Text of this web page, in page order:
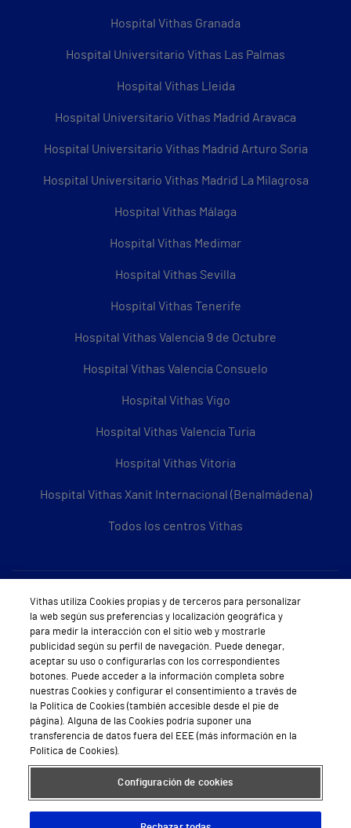
Hospital Vithas Granada
Hospital Universitario Vithas Las Palmas
Hospital Vithas Lleida
Hospital Universitario Vithas Madrid Aravaca
Hospital Universitario Vithas Madrid Arturo Soria
Hospital Universitario Vithas Madrid La Milagrosa
Hospital Vithas Málaga
Hospital Vithas Medimar
Hospital Vithas Sevilla
Hospital Vithas Tenerife
Hospital Vithas Valencia 9 de Octubre
Hospital Vithas Valencia Consuelo
Hospital Vithas Vigo
Hospital Vithas Valencia Turia
Hospital Vithas Vitoria
Hospital Vithas Xanit Internacional (Benalmádena)
Todos los centros Vithas
Sobre Vithas
Quiénes somos
Trabajar en Vithas
Teléfono Cita Médica
Teléfono Atención al Cliente
Política de seguridad y salud en el trabajo
Conoce a Supervita
Vithas utiliza Cookies propias y de terceros para personalizar
la web según sus preferencias y localización geográfica y
para medir la interacción con el sitio web y mostrarle
publicidad según su perfil de navegación. Puede denegar,
aceptar su uso o configurarlas con los correspondientes
botones. Puede acceder a la información completa sobre
nuestras Cookies y configurar el consentimiento a través de
la Política de Cookies (también accesible desde el pie de
página). Alguna de las Cookies podría suponer una
transferencia de datos fuera del EEE (más información en la
Política de Cookies).
Configuración de cookies